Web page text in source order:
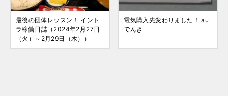
最後の団体レッスン！ イント
ラ稼働日誌（2024年2月27日
（火）～2月29日（木））
電気購入先変わりました！ au
でんき